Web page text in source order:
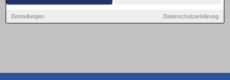
Einstellungen Datenschutzerklärung